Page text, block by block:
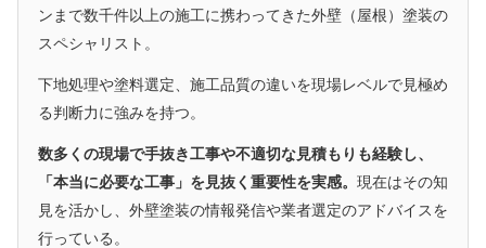
ンまで数千件以上の施工に携わってきた外壁（屋根）塗装の
スペシャリスト。
下地処理や塗料選定、施工品質の違いを現場レベルで見極め
る判断力に強みを持つ。
数多くの現場で手抜き工事や不適切な見積もりも経験し、
「本当に必要な工事」を見抜く重要性を実感。 現在はその知
見を活かし、外壁塗装の情報発信や業者選定のアドバイスを
行っている。